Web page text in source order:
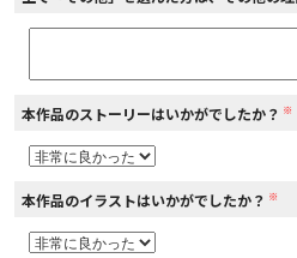
コミックパル
閉じる
本作品のストーリーはいかがでしたか？ ※
本作品のイラストはいかがでしたか？ ※